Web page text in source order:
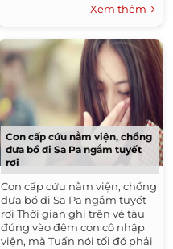
Xem thêm
Con cấp cứu nằm viện, chồng
đưa bồ đi Sa Pa ngắm tuyết
rơi
Con cấp cứu nằm viện, chồng
đưa bồ đi Sa Pa ngắm tuyết
rơi Thời gian ghi trên vé tàu
đúng vào đêm con cô nhập
viện, mà Tuấn nói tối đó phải